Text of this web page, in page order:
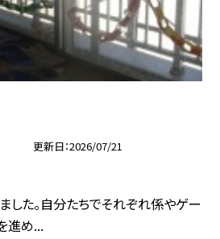
更新日 2026/07/21
した。自分たちでそれぞれ係やゲー
進め...